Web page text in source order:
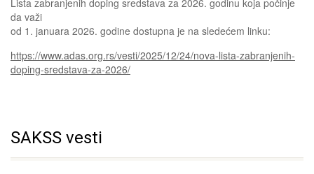
Lista zabranjenih doping sredstava za 2026. godinu koja počinje
da važi
od 1. januara 2026. godine dostupna je na sledećem linku:
https://www.adas.org.rs/vesti/2025/12/24/nova-lista-zabranjenih-
doping-sredstava-za-2026/
SAKSS vesti